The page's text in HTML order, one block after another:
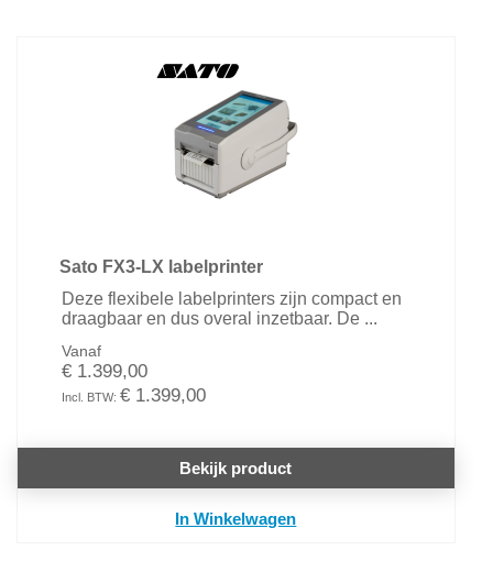
Sato FX3-LX labelprinter
Deze flexibele labelprinters zijn compact en
draagbaar en dus overal inzetbaar. De ...
Vanaf
€ 1.399,00
€ 1.399,00
Bekijk product
In Winkelwagen